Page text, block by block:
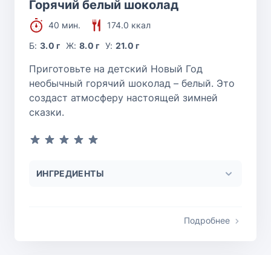
Горячий белый шоколад
40 мин.
174.0 ккал
Б:3.0 г Ж: 8.0 г У: 21.0 г
Приготовьте на детский Новый Год
необычный горячий шоколад – белый. Это
создаст атмосферу настоящей зимней
сказки.
ИНГРЕДИЕНТЫ
Подробнее